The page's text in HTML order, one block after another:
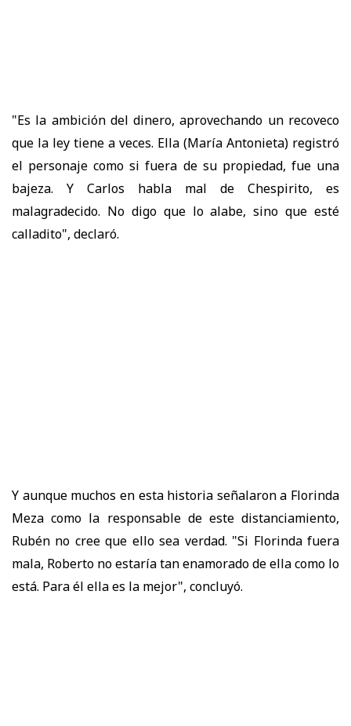
"Es la ambición del dinero, aprovechando un recoveco
que la ley tiene a veces. Ella (María Antonieta) registró
el personaje como si fuera de su propiedad, fue una
bajeza. Y Carlos habla mal de Chespirito, es
malagradecido. No digo que lo alabe, sino que esté
calladito", declaró.
Y aunque muchos en esta historia señalaron a Florinda
Meza como la responsable de este distanciamiento,
Rubén no cree que ello sea verdad. "Si Florinda fuera
mala, Roberto no estaría tan enamorado de ella como lo
está. Para él ella es la mejor", concluyó.